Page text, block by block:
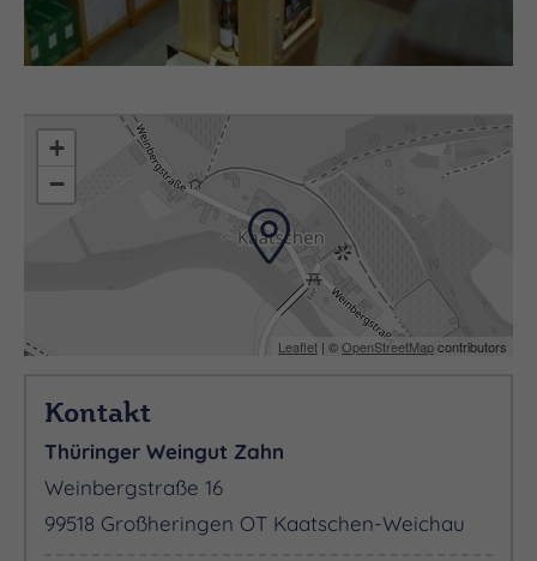
+
−
Leaflet | ©OpenStreetMapcontributors
Kontakt
Thüringer Weingut Zahn
Weinbergstraße 16
99518 Großheringen OT Kaatschen-Weichau